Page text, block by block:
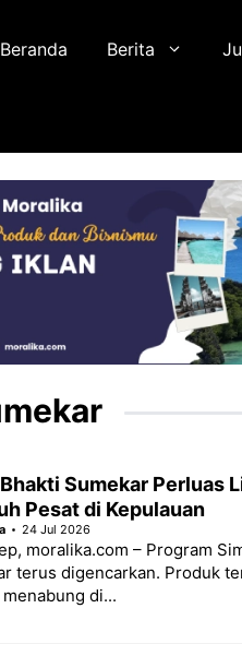
Beranda Berita
Bhakti Sumekar Perluas
Pesat di Kepulauan
24 Jul 2026
moralika.com – Program
terus digencarkan. Produk
di...